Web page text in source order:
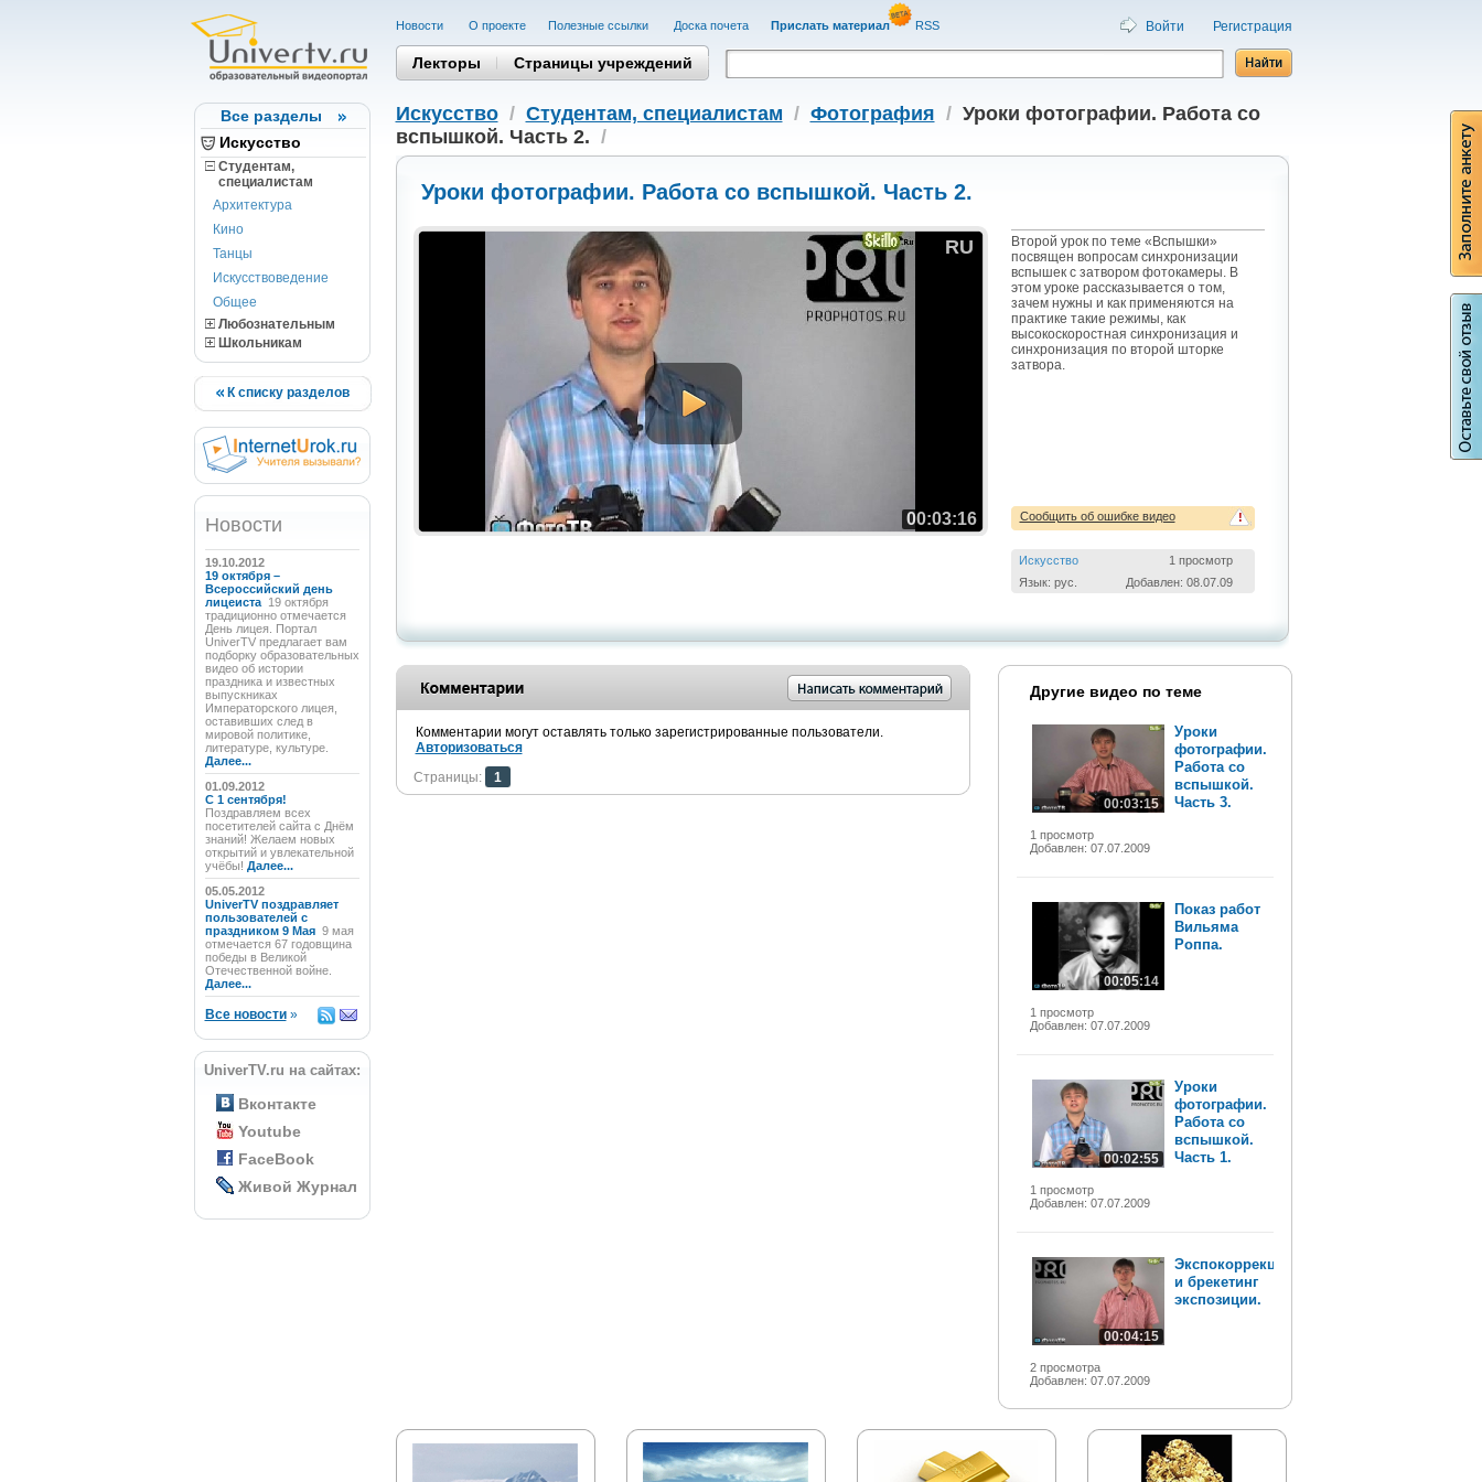
Все разделы
Искусство
Студентам,
cпециалистам
Архитектура
Кино
Танцы
Искусствоведение
Общее
Любознательным
Школьникам
К списку разделов
Новости
19.10.2012
19 октября –
Всероссийский день
лицеиста 19 октября
традиционно отмечается
День лицея. Портал
UniverTV предлагает вам
подборку образовательных
видео об истории
праздника и известных
выпускниках
Императорского лицея,
оставивших след в
мировой политике,
литературе, культуре.
Далее...
01.09.2012
C 1 сентября!
Поздравляем всех
посетителей сайта с Днём
знаний! Желаем новых
открытий и увлекательной
учёбы! Далее...
05.05.2012
UniverTV поздравляет
пользователей с
праздником 9 Мая 9 мая
отмечается 67 годовщина
победы в Великой
Отечественной войне.
Далее...
Все новости»
UniverTV.ru на сайтах:
Вконтакте
Youtube
FaceBook
Живой Журнал
Новости О проекте Полезные cсылки Доска почета Прислать материал RSS Войти Регистрация
Лекторы Страницы учреждений
Искусство/ Студентам, cпециалистам / Фотография / Уроки фотографии. Работа со
вспышкой. Часть 2. /
Уроки фотографии. Работа со вспышкой. Часть 2.
RU
00:03:16
Второй урок по теме «Вспышки»
посвящен вопросам синхронизации
вспышек с затвором фотокамеры. В
этом уроке рассказывается о том,
зачем нужны и как применяются на
практике такие режимы, как
высокоскоростная синхронизация и
синхронизация по второй шторке
затвора.
!
Сообщить об ошибке видео
Искусство
1 просмотр
Язык: рус.
Добавлен: 08.07.09
Комментарии могут оставлять только зарегистрированные пользователи.
Авторизоваться
Страницы:
1
Другие видео по теме
00:03:15
1 просмотр
Добавлен: 07.07.2009
Уроки
фотографии.
Работа со
вспышкой.
Часть 3.
00:05:14
1 просмотр
Добавлен: 07.07.2009
Показ работ
Вильяма
Роппа.
00:02:55
1 просмотр
Добавлен: 07.07.2009
Уроки
фотографии.
Работа со
вспышкой.
Часть 1.
00:04:15
2 просмотра
Добавлен: 07.07.2009
Экспокоррекция
и брекетинг
экспозиции.